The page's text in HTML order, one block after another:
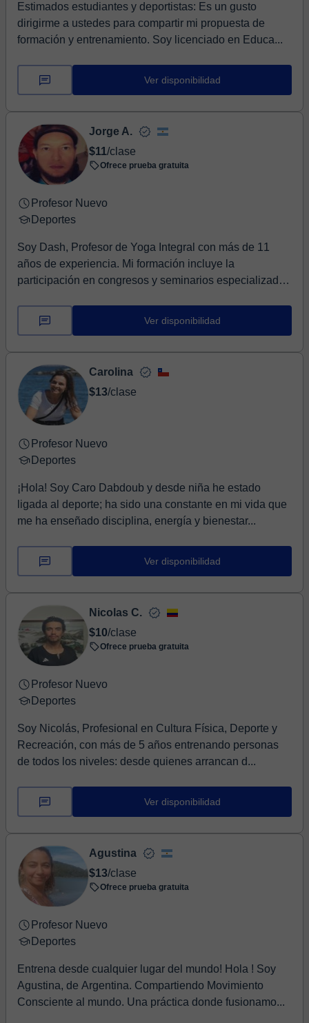
Estimados estudiantes y deportistas: Es un gusto
dirigirme a ustedes para compartir mi propuesta de
formación y entrenamiento. Soy licenciado en Educa...
Ver disponibilidad
Jorge A.
$11/clase
Ofrece prueba gratuita
Profesor Nuevo
Deportes
Soy Dash, Profesor de Yoga Integral con más de 11
años de experiencia. Mi formación incluye la
participación en congresos y seminarios especializados
Ver disponibilidad
Carolina
$13/clase
Profesor Nuevo
Deportes
¡Hola! Soy Caro Dabdoub y desde niña he estado
ligada al deporte; ha sido una constante en mi vida que
me ha enseñado disciplina, energía y bienestar...
Ver disponibilidad
Nicolas C.
$10/clase
Ofrece prueba gratuita
Profesor Nuevo
Deportes
Soy Nicolás, Profesional en Cultura Física, Deporte y
Recreación, con más de 5 años entrenando personas
de todos los niveles: desde quienes arrancan d...
Ver disponibilidad
Agustina
$13/clase
Ofrece prueba gratuita
Profesor Nuevo
Deportes
Entrena desde cualquier lugar del mundo! Hola ! Soy
Agustina, de Argentina. Compartiendo Movimiento
Consciente al mundo. Una práctica donde fusionamo...